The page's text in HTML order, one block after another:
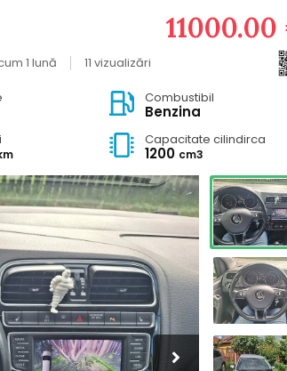
1 lună 11 vizualizări
Combustibil
Benzina
Capacitate cilindirca
1200 cm3